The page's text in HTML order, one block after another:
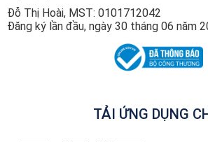
Đỗ Thị Hoài, MST: 0101712042
Đăng ký lần đầu, ngày 30 tháng 06 năm
TẢI ỨNG DỤNG